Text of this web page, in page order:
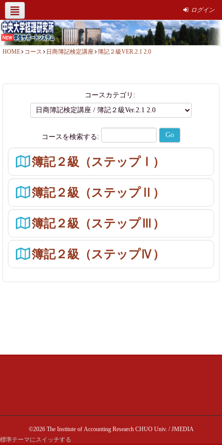
ログイン
経理研究所HP 社会人簿記講座 サポート情報
お問い合わせ
HOME コース 日商簿記検定講座 簿記２級VER.2.1 2.0
コースカテゴリ:
コースを検索する:
簿記２級（ステップⅠ）
簿記２級（ステップⅡ）
簿記２級（ステップⅢ）
簿記２級（ステップⅣ）
©2026 The Institute of Accounting Research CHUO Univ. / JMEDIA
標準テーマにスイッチする